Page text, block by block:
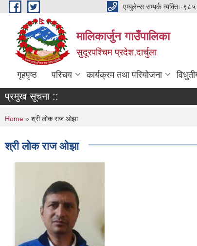
Skip to main content एम्बुलेन्स सम्पर्क
मालिकार्जुन गाउँपालिका
सुदूरपश्चिम प्रदेश,दार्चुला
गृहपृष्ठ परिचय कार्यक्रम तथा परियोजना
प्रमुख सूचना ::
You are here
Home » श्री लोक राज ओझा
श्री लोक राज ओझा